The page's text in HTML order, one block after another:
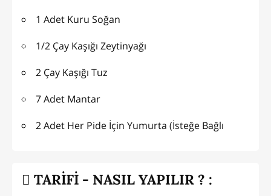
1 Adet Kuru Soğan
1/2 Çay Kaşığı Zeytinyağı
2 Çay Kaşığı Tuz
7 Adet Mantar
2 Adet Her Pide İçin Yumurta (İsteğe Bağlı
TARİFİ - NASIL YAPILIR ? :